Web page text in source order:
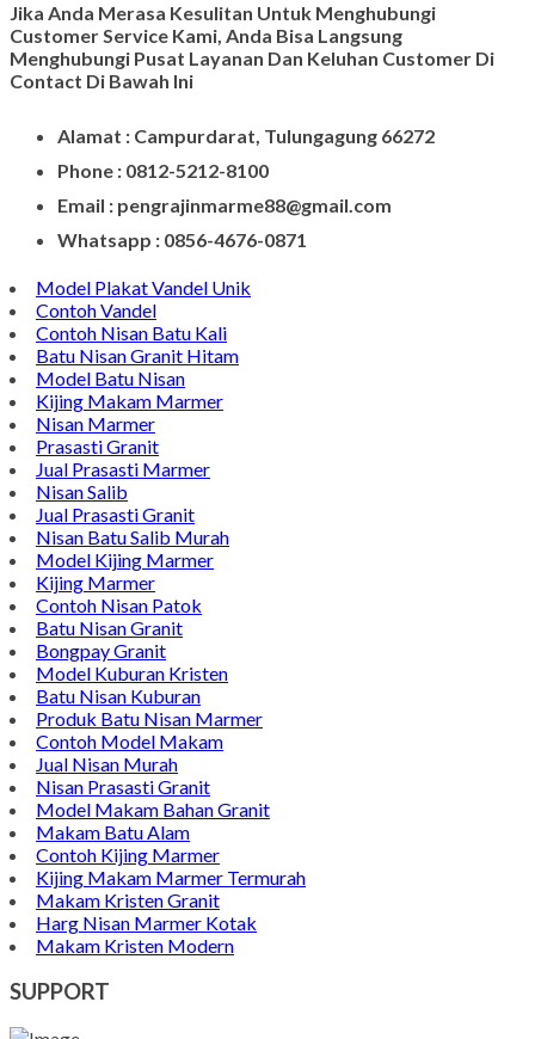
Jika Anda Merasa Kesulitan Untuk Menghubungi
Customer Service Kami, Anda Bisa Langsung
Menghubungi Pusat Layanan Dan Keluhan Customer Di
Contact Di Bawah Ini
Alamat : Campurdarat, Tulungagung 66272
Phone : 0812-5212-8100
Email : pengrajinmarme88@gmail.com
Whatsapp : 0856-4676-0871
Model Plakat Vandel Unik
Contoh Vandel
Contoh Nisan Batu Kali
Batu Nisan Granit Hitam
Model Batu Nisan
Kijing Makam Marmer
Nisan Marmer
Prasasti Granit
Jual Prasasti Marmer
Nisan Salib
Jual Prasasti Granit
Nisan Batu Salib Murah
Model Kijing Marmer
Kijing Marmer
Contoh Nisan Patok
Batu Nisan Granit
Bongpay Granit
Model Kuburan Kristen
Batu Nisan Kuburan
Produk Batu Nisan Marmer
Contoh Model Makam
Jual Nisan Murah
Nisan Prasasti Granit
Model Makam Bahan Granit
Makam Batu Alam
Contoh Kijing Marmer
Kijing Makam Marmer Termurah
Makam Kristen Granit
Harg Nisan Marmer Kotak
Makam Kristen Modern
SUPPORT